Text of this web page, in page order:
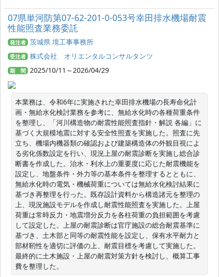
07県単河防第07-62-201-0-053号幸田排水機場耐震
性能照査業務委託
発注者 茨城県 境工事事務所
受注者 株式会社 オリエンタルコンサルタンツ
期 間 2025/10/11～2026/04/29
本業務は、令和6年に実施された幸田排水機場の長寿命化計
画・無給水化検討業務を参考に、無給水化時の各種荷重条件
を整理し、「河川構造物の耐震性能照査指針・解説 各編」に
基づく大規模地震に対する安全性照査を実施した。照査に先
立ち、機場内機器類の確認および建築構造体の外観目視によ
る劣化係数設定を行い、現況上屋の耐震診断を実施し総合診
断書を作成した。治水・利水上の重要度に応じた耐震機能を
設定し、地盤条件・外力等の基本条件を整理するとともに、
無給水化時の電気・機械荷重については無給水化検討結果に
基づき再整理を行った。既存設計資料から構造諸元を整理の
上、現況施設モデルを作成し耐震性能照査を実施した。上屋
荷重は常時反力・地震増分反力を各柱荷重の負担範囲を考慮
して設定した。上屋の耐震診断は官庁施設の総合耐震基準に
基づき、土木部と同等の耐震性能を設定し、保有水平耐力と
部材靭性を適切に評価の上、耐震目標を考慮して実施した。
最終的に土木施設・上屋の耐震対策方針を検討し、概算工事
費を整理した。